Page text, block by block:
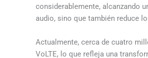
considerablemente, alcanzando
audio, sino que también reduce
Actualmente, cerca de cuatro
VoLTE, lo que refleja una